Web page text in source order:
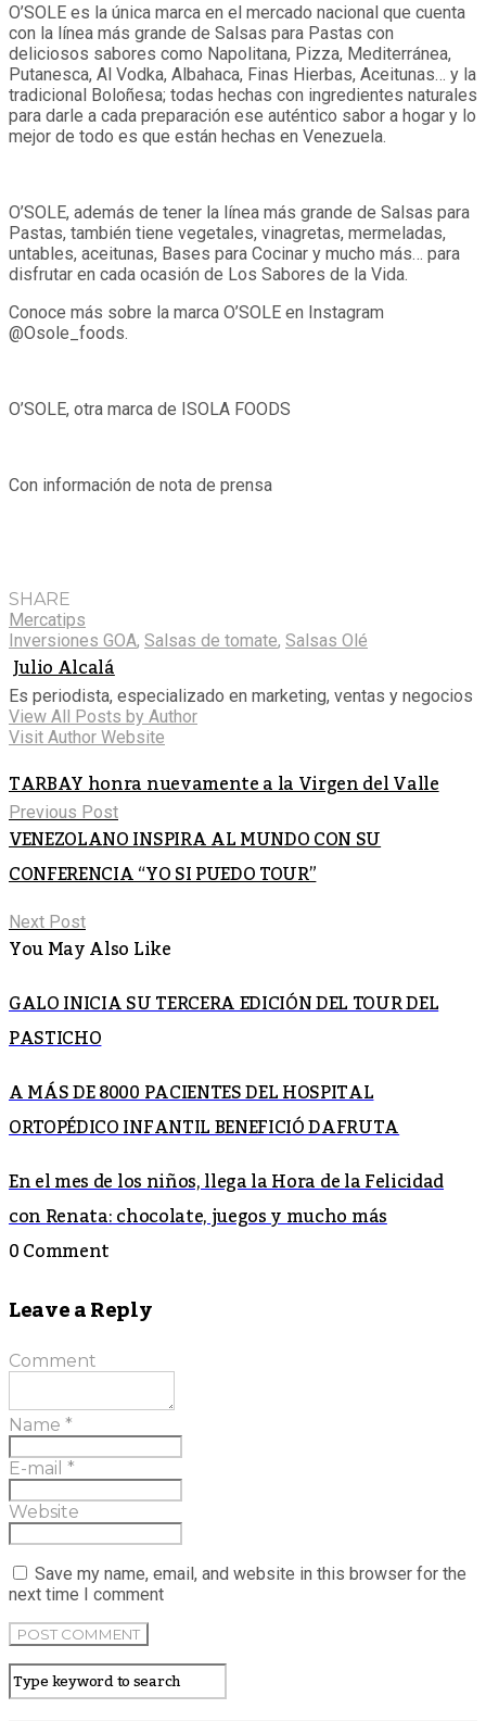
O’SOLE es la única marca en el mercado nacional que cuenta
con la línea más grande de Salsas para Pastas con
deliciosos sabores como Napolitana, Pizza, Mediterránea,
Putanesca, Al Vodka, Albahaca, Finas Hierbas, Aceitunas… y la
tradicional Boloñesa; todas hechas con ingredientes naturales
para darle a cada preparación ese auténtico sabor a hogar y lo
mejor de todo es que están hechas en Venezuela.
O’SOLE, además de tener la línea más grande de Salsas para
Pastas, también tiene vegetales, vinagretas, mermeladas,
untables, aceitunas, Bases para Cocinar y mucho más… para
disfrutar en cada ocasión de Los Sabores de la Vida.
Conoce más sobre la marca O’SOLE en Instagram
@Osole_foods.
O’SOLE, otra marca de ISOLA FOODS
Con información de nota de prensa
SHARE
Mercatips
Inversiones GOA, Salsas de tomate, Salsas Olé
Julio Alcalá
Es periodista, especializado en marketing, ventas y negocios
View All Posts by Author
Visit Author Website
TARBAY honra nuevamente a la Virgen del Valle
Previous Post
VENEZOLANO INSPIRA AL MUNDO CON SU
CONFERENCIA “YO SI PUEDO TOUR”
Next Post
You May Also Like
GALO INICIA SU TERCERA EDICIÓN DEL TOUR DEL
PASTICHO
A MÁS DE 8000 PACIENTES DEL HOSPITAL
ORTOPÉDICO INFANTIL BENEFICIÓ DAFRUTA
En el mes de los niños, llega la Hora de la Felicidad
con Renata: chocolate, juegos y mucho más
0 Comment
Leave a Reply
Comment
Name *
E-mail *
Website
Save my name, email, and website in this browser for the
next time I comment